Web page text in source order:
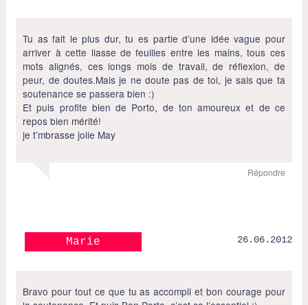
Tu as fait le plus dur, tu es partie d’une idée vague pour
arriver à cette liasse de feuilles entre les mains, tous ces
mots alignés, ces longs mois de travail, de réflexion, de
peur, de doutes.Mais je ne doute pas de toi, je sais que ta
soutenance se passera bien :)
Et puis profite bien de Porto, de ton amoureux et de ce
repos bien mérité!
je t’mbrasse jolie May
Répondre
Marie 26.06.2012
Bravo pour tout ce que tu as accompli et bon courage pour